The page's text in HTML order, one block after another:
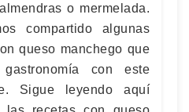
o mermelada.
compartido algunas
queso manchego que
con este
Sigue leyendo aquí